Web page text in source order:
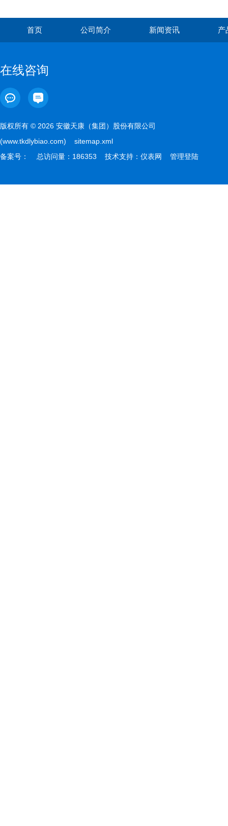
首页 公司简介 新闻资讯 产
在线咨询
版权所有 © 2026 安徽天康（集团）股份有限公司
(www.tkdlybiao.com) sitemap.xml
备案号：
总访问量：186353 技术支持： 仪表网 管理登陆